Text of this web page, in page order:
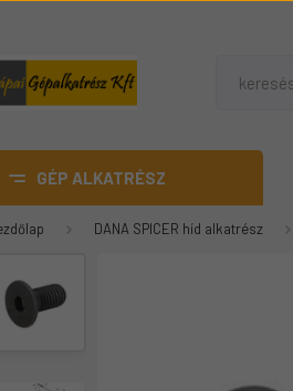
GÉP ALKATRÉSZ
AdBlue
DANA SPICER híd alkatrész
Gumiheveder
üvegek
DANA SPICER híd alkatrész